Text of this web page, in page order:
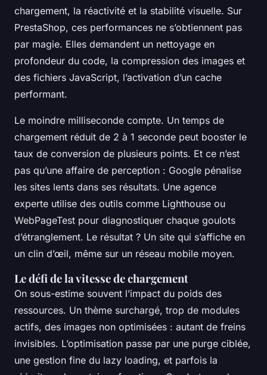
chargement, la réactivité et la stabilité visuelle. Sur
PrestaShop, ces performances ne s’obtiennent pas
par magie. Elles demandent un nettoyage en
profondeur du code, la compression des images et
des fichiers JavaScript, l’activation d’un cache
performant.
Le moindre milliseconde compte. Un temps de
chargement réduit de 2 à 1 seconde peut booster le
taux de conversion de plusieurs points. Et ce n’est
pas qu’une affaire de perception : Google pénalise
les sites lents dans ses résultats. Une agence
experte utilise des outils comme Lighthouse ou
WebPageTest pour diagnostiquer chaque goulots
d’étranglement. Le résultat ? Un site qui s’affiche en
un clin d’œil, même sur un réseau mobile moyen.
Le défi de la vitesse de chargement
On sous-estime souvent l’impact du poids des
ressources. Un thème surchargé, trop de modules
actifs, des images non optimisées : autant de freins
invisibles. L’optimisation passe par une purge ciblée,
une gestion fine du lazy loading, et parfois la